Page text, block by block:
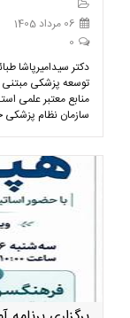
06 مرداد 1405
0
دکتر سیدامیرپاشا
توسعه پزشکی مبتنی
منابع معتبر علمی
سازمان نظام پزشکی